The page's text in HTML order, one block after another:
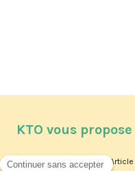
KTO vous propose
Article